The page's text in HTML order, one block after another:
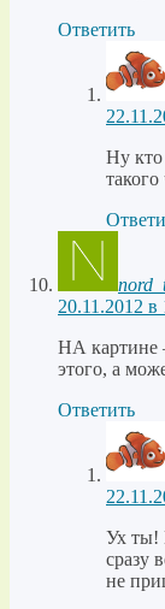
Ответить
Ну кто
20.11.2012 в
НА картине
этого, а
Ответить
Ух ты!
сразу
не